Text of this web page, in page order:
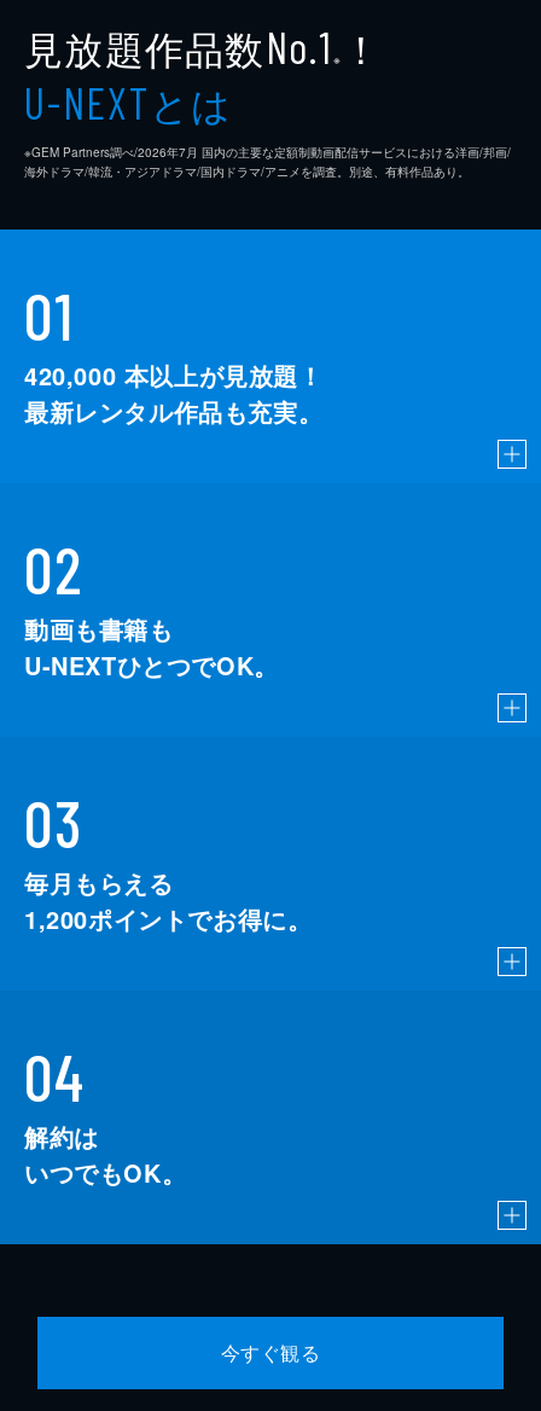
見放題作品数No.1 ※ ！
U-NEXTとは
※GEM Partners調べ/2026年7⽉ 国内の主要な定額制動画配信サービスにおける洋画/邦画/
海外ドラマ/韓流・アジアドラマ/国内ドラマ/アニメを調査。別途、有料作品あり。
01
420,000 本以上が見放題！
最新レンタル作品も充実。
02
動画も書籍も
U-NEXTひとつでOK。
03
毎月もらえる
1,200ポイントでお得に。
04
解約は
いつでもOK。
今すぐ観る